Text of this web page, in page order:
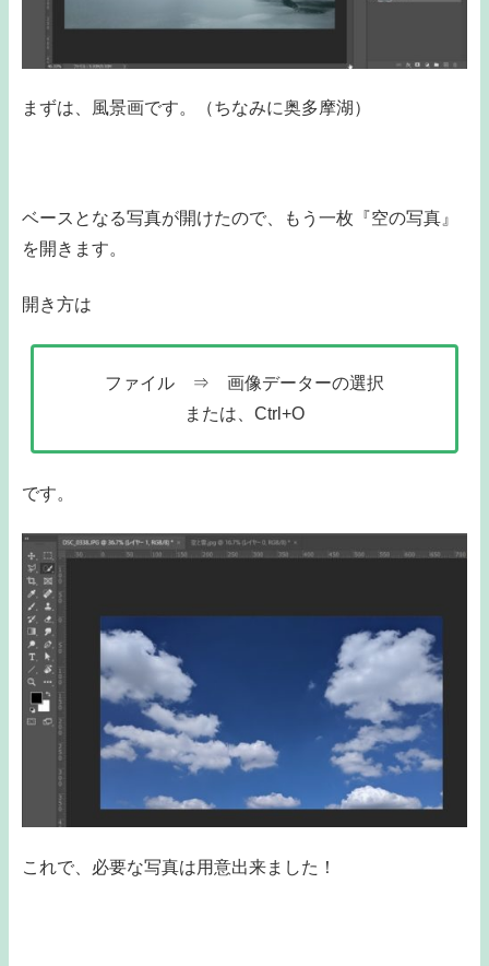
まずは、風景画です。（ちなみに奥多摩湖）
ベースとなる写真が開けたので、もう一枚『空の写真』
を開きます。
開き方は
ファイル ⇒ 画像データーの選択
または、Ctrl+O
です。
これで、必要な写真は用意出来ました！